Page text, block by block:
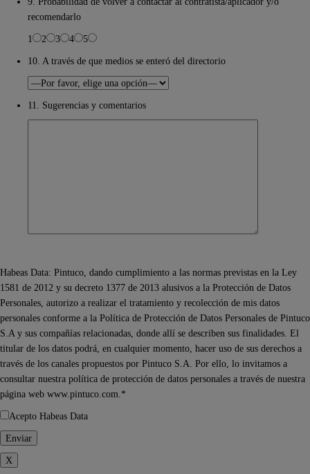
recomendarlo
1
2 3 4
5
10. A través de que medios se enteró del directorio
11. Sugerencias y comentarios
Habeas Data: Pintuco, dando cumplimiento a las normas previstas en la Ley
1581 de 2012 y su decreto 1377 de 2013 alusivos a la Protección de Datos
Personales, autorizo a realizar el tratamiento y recolección de mis datos
personales conforme a la Política de Protección de Datos Personales de Pintuco
S.A y sus compañías relacionadas, donde allí se describen sus finalidades. El
titular de los datos podrá, en cualquier momento, hacer uso de sus derechos a
través de los canales propuestos por Pintuco S.A. Por ello, lo invitamos a
consultar nuestra política de protección de datos personales a través de nuestra
página web www.pintuco.com.*
Acepto Habeas Data
X